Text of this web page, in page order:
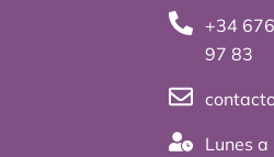
+34
97 83
Lunes a